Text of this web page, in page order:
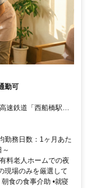
勤可
速鉄道「西船橋駅」
歩約9分／京成本線
勤務日数：1ヶ月あた
料老人ホームでの夜
現場のみを厳選して
食の食事介助 •就寝